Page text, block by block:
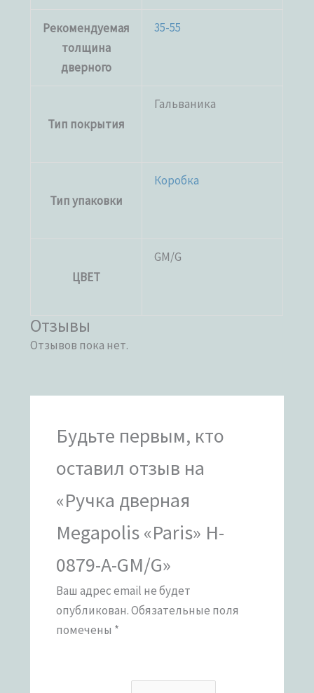
Рекомендуемая
толщина
дверного
35-55
Тип покрытия
Гальваника
Тип упаковки
Коробка
ЦВЕТ
GM/G
Отзывы
Отзывов пока нет.
Будьте первым, кто
оставил отзыв на
«Ручка дверная
Megapolis «Paris» H-
0879-A-GM/G»
Ваш адрес email не будет
опубликован.Обязательные поля
помечены *